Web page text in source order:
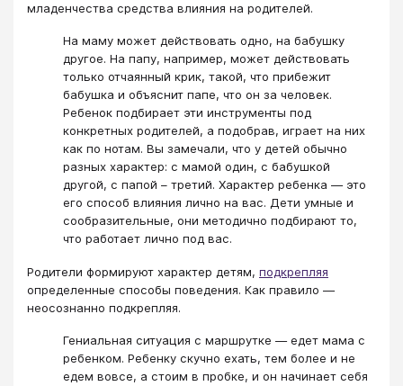
младенчества средства влияния на родителей.
На маму может действовать одно, на бабушку
другое. На папу, например, может действовать
только отчаянный крик, такой, что прибежит
бабушка и объяснит папе, что он за человек.
Ребенок подбирает эти инструменты под
конкретных родителей, а подобрав, играет на них
как по нотам. Вы замечали, что у детей обычно
разных характер: с мамой один, с бабушкой
другой, с папой – третий. Характер ребенка — это
его способ влияния лично на вас. Дети умные и
сообразительные, они методично подбирают то,
что работает лично под вас.
Родители формируют характер детям, подкрепляя
определенные способы поведения. Как правило —
неосознанно подкрепляя.
Гениальная ситуация с маршрутке — едет мама с
ребенком. Ребенку скучно ехать, тем более и не
едем вовсе, а стоим в пробке, и он начинает себя